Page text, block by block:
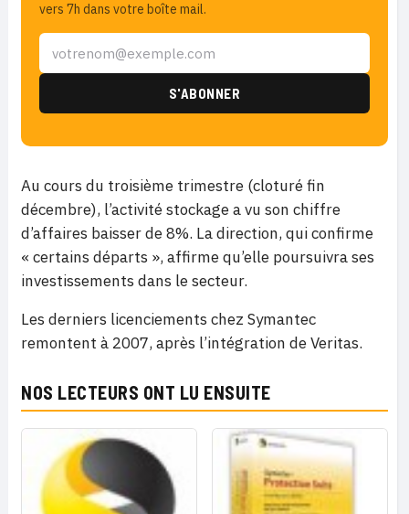
vers 7h dans votre boîte mail.
Au cours du troisième trimestre (cloturé fin
décembre), l’activité stockage a vu son chiffre
d’affaires baisser de 8%. La direction, qui confirme
« certains départs », affirme qu’elle poursuivra ses
investissements dans le secteur.
Les derniers licenciements chez Symantec
remontent à 2007, après l’intégration de Veritas.
NOS LECTEURS ONT LU ENSUITE